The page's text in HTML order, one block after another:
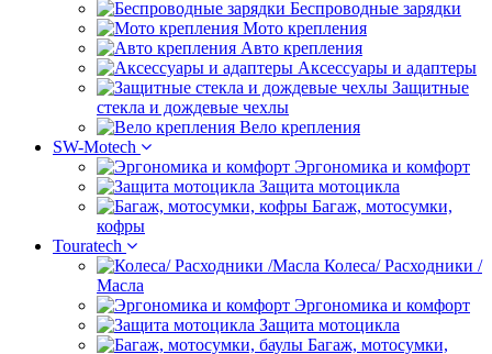
Беспроводные зарядки
Мото крепления
Авто крепления
Аксессуары и адаптеры
Защитные
стекла и дождевые чехлы
Вело крепления
SW-Motech
Эргономика и комфорт
Защита мотоцикла
Багаж, мотосумки,
кофры
Touratech
Колеса/ Расходники /
Масла
Эргономика и комфорт
Защита мотоцикла
Багаж, мотосумки,